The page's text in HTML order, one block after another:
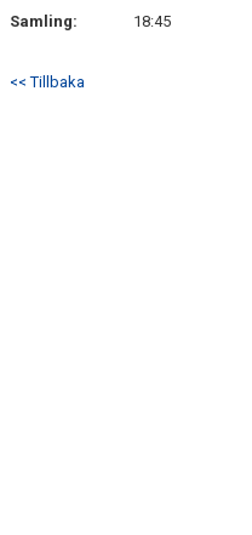
Samling:
18:45
<< Tillbaka